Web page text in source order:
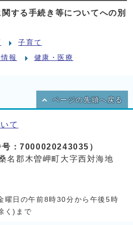
する手続き等についてへの別
子育て
報 健康・医療
ページの先頭へ戻る
て
：7000020243035）
郡木曽岬町大字西対海地
曜日の午前8時30分から午後5時
く)まで